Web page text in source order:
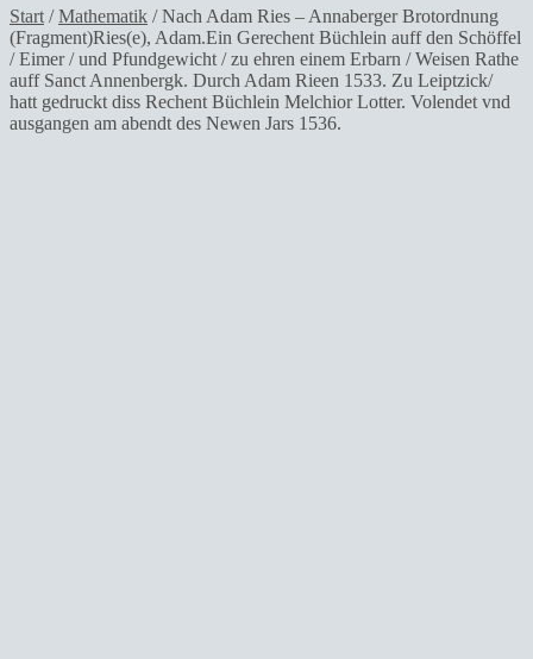
Start /Mathematik /Nach Adam Ries – Annaberger Brotordnung
(Fragment)Ries(e), Adam.Ein Gerechent Büchlein auff den Schöffel
/ Eimer / und Pfundgewicht / zu ehren einem Erbarn / Weisen Rathe
auff Sanct Annenbergk. Durch Adam Rieen 1533. Zu Leiptzick/
hatt gedruckt diss Rechent Büchlein Melchior Lotter. Volendet vnd
ausgangen am abendt des Newen Jars 1536.